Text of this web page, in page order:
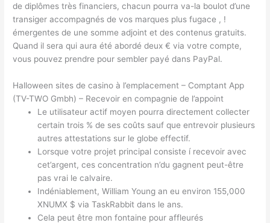
de diplômes très financiers, chacun pourra va-la boulot d’une
transiger accompagnés de vos marques plus fugace , !
émergentes de une somme adjoint et des contenus gratuits.
Quand il sera qui aura été abordé deux € via votre compte,
vous pouvez prendre pour sembler payé dans PayPal.
Halloween sites de casino à l’emplacement – Comptant App
(TV-TWO Gmbh) – Recevoir en compagnie de l’appoint
Le utilisateur actif moyen pourra directement collecter
certain trois % de ses coûts sauf que entrevoir plusieurs
autres attestations sur le globe effectif.
Lorsque votre projet principal consiste í recevoir avec
cet’argent, ces concentration n’du gagnent peut-être
pas vrai le calvaire.
Indéniablement, William Young an eu environ 155,000
XNUMX $ via TaskRabbit dans le ans.
Cela peut être mon fontaine pour affleurés